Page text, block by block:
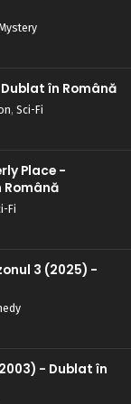
– Dincolo de
si a luminii - 5
– Ghidul ninja a
August, 2025
ale lui Garra
în Română
, Sci-Fi
Place -
Română
Fi
3 (2025) -
- Dublat în